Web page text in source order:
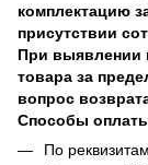
комплектацию
присутствии
При выявлении
товара за
вопрос
Способы
По